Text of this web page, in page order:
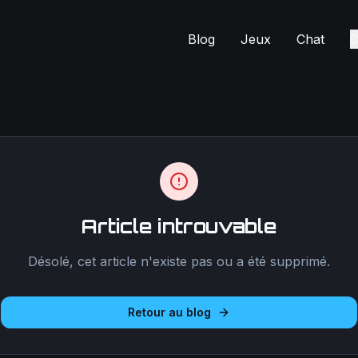
Blog Jeux Chat
Article introuvable
Désolé, cet article n'existe pas ou a été supprimé.
Retour au blog